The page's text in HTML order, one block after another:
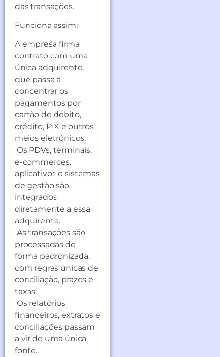
das transações.
Funciona assim:
A empresa firma
contrato com uma
única adquirente,
que passa a
concentrar os
pagamentos por
cartão de débito,
crédito, PIX e outros
meios eletrônicos.
Os PDVs, terminais,
e-commerces,
aplicativos e sistemas
de gestão são
integrados
diretamente a essa
adquirente.
As transações são
processadas de
forma padronizada,
com regras únicas de
conciliação, prazos e
taxas.
Os relatórios
financeiros, extratos e
conciliações passam
a vir de uma única
fonte.